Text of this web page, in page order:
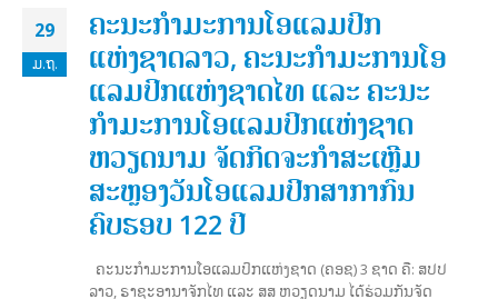
29
ມ.ຖ.
ຄະນະກຳມະການໂອແລມປິກ
ແຫ່ງຊາດລາວ, ຄະນະກຳມະການໂອ
ແລມປິກແຫ່ງຊາດໄທ ແລະ ຄະນະ
ກໍາມະການໂອແລມປິກແຫ່ງຊາດ
ຫວຽດນາມ ຈັດກິດຈະກຳສະເຫຼີມ
ສະຫຼອງວັນໂອແລມປິກສາກາກົນ
ຄົບຮອບ 122 ປີ
ຄະນະກໍາມະການໂອແລມປິກແຫ່ງຊາດ (ຄອຊ) 3 ຊາດ ຄື: ສປປ
ລາວ, ຣາຊະອານາຈັກໄທ ແລະ ສສ ຫວຽດນາມ ໄດ້ຮ່ວມກັນຈັດ